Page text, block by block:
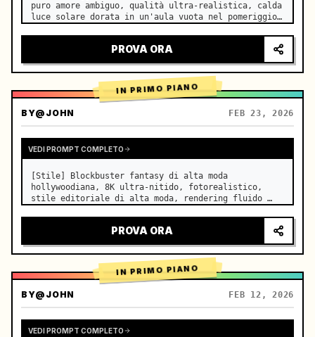
puro amore ambiguo, qualità ultra-realistica, calda
luce solare dorata in un'aula vuota nel pomeriggio,
affiancati, sottili moti di polvere che fluttuano
PROVA ORA
IN PRIMO PIANO
BY@JOHN FEB 23, 2026
VEDI PROMPT COMPLETO
[Stile] Blockbuster fantasy di alta moda
hollywoodiana, 8K ultra-nitido, fotorealistico,
stile editoriale di alta moda, rendering fluido
secondi. [Scena] Una distesa infinita e realistica
di Salar de Uyuni (Sky Mi…
PROVA ORA
IN PRIMO PIANO
BY@JOHN FEB 12, 2026
VEDI PROMPT COMPLETO